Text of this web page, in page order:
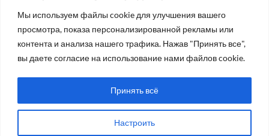
Мы используем файлы cookie для улучшения вашего
просмотра, показа персонализированной рекламы или
контента и анализа нашего трафика. Нажав "Принять все",
вы даете согласие на использование нами файлов cookie.
Настроить
Принять всё
Реклама
Старый сайт
Старый HTML сайт